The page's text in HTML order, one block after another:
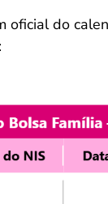
oficial do